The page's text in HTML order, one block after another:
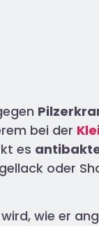
bei der
es
oder
wie er